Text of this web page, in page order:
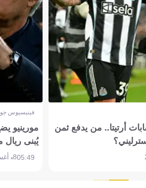
أرتيتا.. من يدفع ثمن
فينيسيوس
مورينيو
يُبنى ريال
05:498 أغسطس 2026